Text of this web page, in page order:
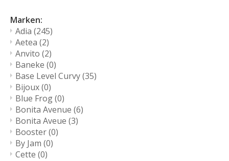
Marken:
Adia (245)
Aetea (2)
Anvito (2)
Baneke (0)
Base Level Curvy(35)
Bijoux(0)
Blue Frog(0)
Bonita Avenue (6)
Bonita Aveue (3)
Booster(0)
By Jam (0)
Cette (0)